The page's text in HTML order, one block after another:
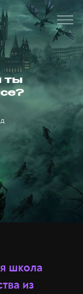
ты
школа
из